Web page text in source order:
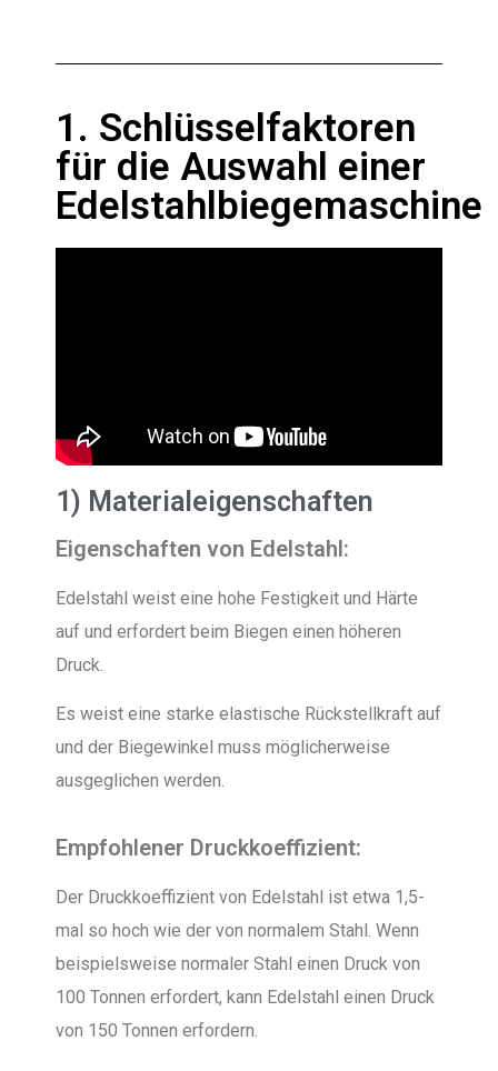
1. Schlüsselfaktoren
für die Auswahl einer
Edelstahlbiegemaschine
1) Materialeigenschaften
Eigenschaften von Edelstahl:
Edelstahl weist eine hohe Festigkeit und Härte
auf und erfordert beim Biegen einen höheren
Druck.
Es weist eine starke elastische Rückstellkraft auf
und der Biegewinkel muss möglicherweise
ausgeglichen werden.
Empfohlener Druckkoeffizient:
Der Druckkoeffizient von Edelstahl ist etwa 1,5-
mal so hoch wie der von normalem Stahl. Wenn
beispielsweise normaler Stahl einen Druck von
100 Tonnen erfordert, kann Edelstahl einen Druck
von 150 Tonnen erfordern.